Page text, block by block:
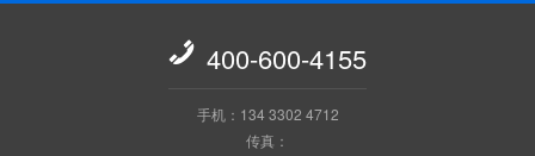
 400-600-4155
手机：134 3302 4712
传真：